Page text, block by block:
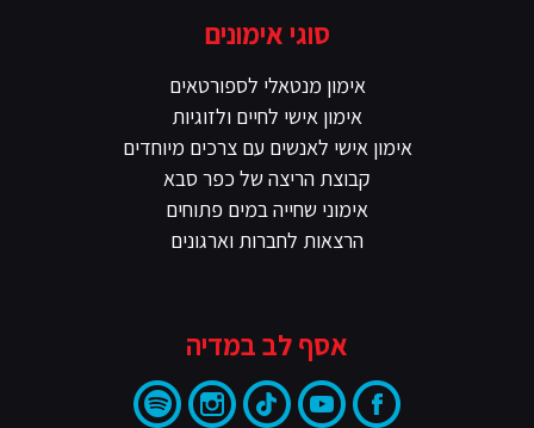
סוגי אימונים
אימון מנטאלי לספורטאים
אימון אישי לחיים ולזוגיות
אימון אישי לאנשים עם צרכים מיוחדים
קבוצת הריצה של כפר סבא
אימוני שחייה במים פתוחים
הרצאות לחברות וארגונים
אסף לב במדיה